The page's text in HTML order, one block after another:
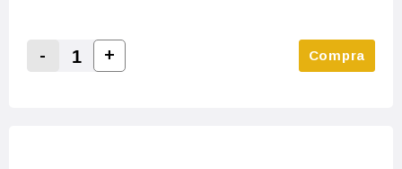
Decrease Quantity:
-
Increase Quantity:
+ Compra